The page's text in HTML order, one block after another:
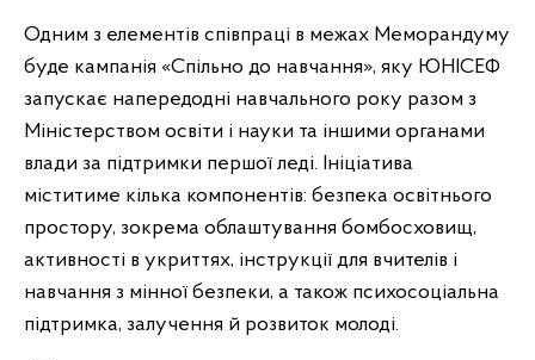
Одним з елементів співпраці в межах Меморандуму
буде кампанія «Спільно до навчання», яку ЮНІСЕФ
запускає напередодні навчального року разом з
Міністерством освіти і науки та іншими органами
влади за підтримки першої леді. Ініціатива
міститиме кілька компонентів: безпека освітнього
простору, зокрема облаштування бомбосховищ,
активності в укриттях, інструкції для вчителів і
навчання з мінної безпеки, а також психосоціальна
підтримка, залучення й розвиток молоді.